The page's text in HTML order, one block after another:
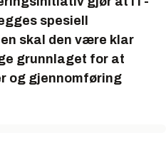
spesiell
skal den være klar
grunnlaget for at
og gjennomføring